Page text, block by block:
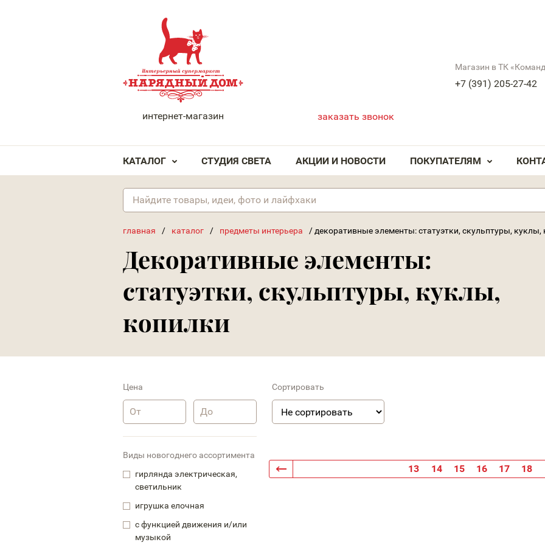
НАРЯДНЫЙ ДОМ
интернет-магазин
Магазин в ТК
+7 (391) 205-27-42
заказать звонок
КАТАЛОГ СТУДИЯ СВЕТА АКЦИИ И НОВОСТИ ПОКУПАТЕЛЯМ
главная / каталог / предметы интерьера / декоративные элементы: статуэтки, скульптуры, куклы,
Декоративные элементы:
статуэтки, скульптуры, куклы,
копилки
13 14 15 16 17 18
Цена
Виды новогоднего ассортимента
гирлянда электрическая,
светильник
игрушка елочная
с функцией движения и/или
музыкой
Сортировать